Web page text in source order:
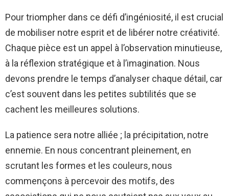
Pour triompher dans ce défi d’ingéniosité, il est crucial
de mobiliser notre esprit et de libérer notre créativité.
Chaque pièce est un appel à l’observation minutieuse,
à la réflexion stratégique et à l’imagination. Nous
devons prendre le temps d’analyser chaque détail, car
c’est souvent dans les petites subtilités que se
cachent les meilleures solutions.
La patience sera notre alliée ; la précipitation, notre
ennemie. En nous concentrant pleinement, en
scrutant les formes et les couleurs, nous
commençons à percevoir des motifs, des